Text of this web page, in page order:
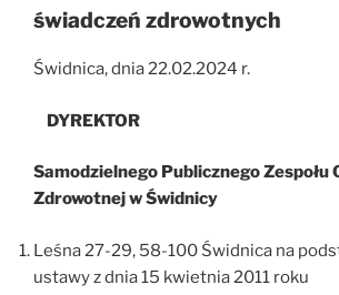
świadczeń zdrowotnych
Świdnica, dnia 22.02.2024 r.
DYREKTOR
Samodzielnego Publicznego Zespołu
Zdrowotnej w Świdnicy
Leśna 27-29, 58-100 Świdnica na
ustawy z dnia 15 kwietnia 2011 roku